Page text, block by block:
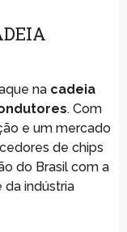
na cadeia
. Com
e um mercado
de chips
do Brasil com a
da indústria